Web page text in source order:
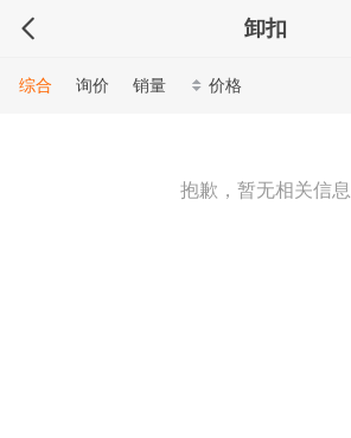
卸扣
综合 询价 销量 价格
抱歉，暂无相关信息